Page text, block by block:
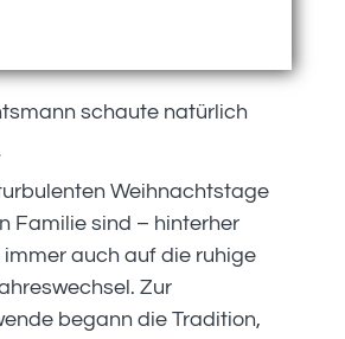
schaute natürlich
Weihnachtstage
Familie sind – hinterher
immer auch auf die ruhige
Zur
begann die Tradition,